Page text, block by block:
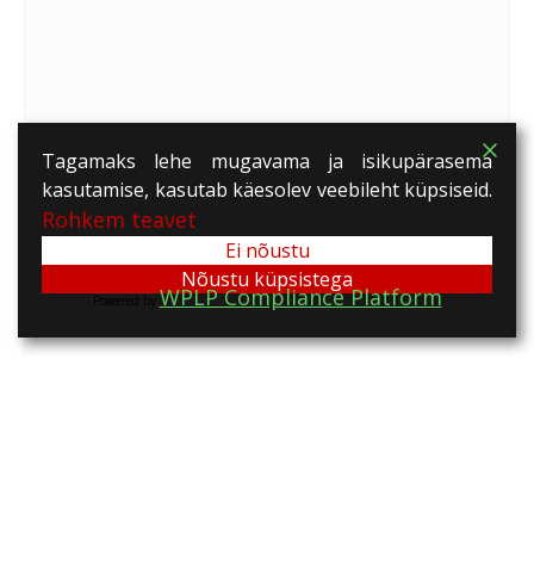
Tagamaks lehe mugavama ja isikupärasema
kasutamise, kasutab käesolev veebileht küpsiseid.
Rohkem teavet
Ei nõustu
Nõustu küpsistega
WPLP Compliance Platform